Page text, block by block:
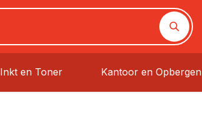
Inkt en Toner Kantoor en Opbergen